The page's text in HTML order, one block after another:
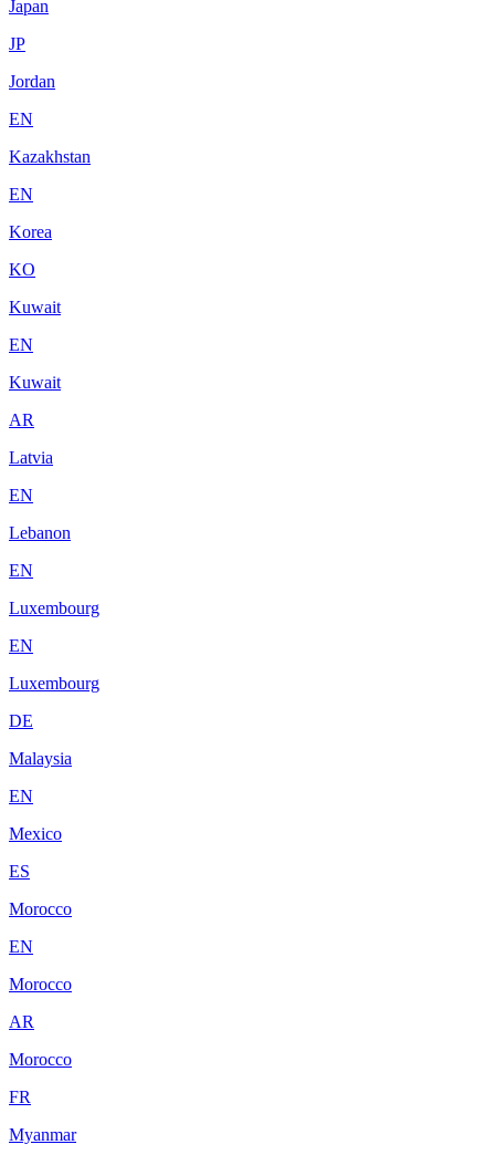
Japan
JP
Jordan
EN
Kazakhstan
EN
Korea
KO
Kuwait
EN
Kuwait
AR
Latvia
EN
Lebanon
EN
Luxembourg
EN
Luxembourg
DE
Malaysia
EN
Mexico
ES
Morocco
EN
Morocco
AR
Morocco
FR
Myanmar